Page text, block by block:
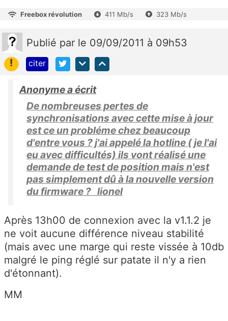
Freebox révolution 411 Mb/s 323 Mb/s
Publié par le 09/09/2011 à 09h53
!
citer
Anonyme a écrit
De nombreuses pertes de
synchronisations avec cette mise à jour
est ce un probléme chez beaucoup
d'entre vous ? j'ai appelé la hotline ( je l'ai
eu avec difficultés) ils vont réalisé une
demande de test de position mais n'est
pas simplement dû à la nouvelle version
du firmware ? lionel
Après 13h00 de connexion avec la v1.1.2 je
ne voit aucune différence niveau stabilité
(mais avec une marge qui reste vissée à 10db
malgré le ping réglé sur patate il n'y a rien
d'étonnant).
MM